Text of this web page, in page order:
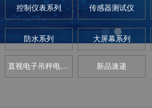
控制仪表系列 传感器测试仪
防水系列 大屏幕系列
直视电子吊秤电路板套件 新品速递